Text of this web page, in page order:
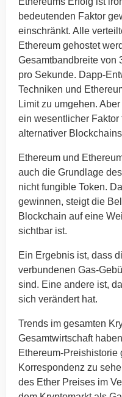
bedeutenden Faktor
einschränkt. Alle
Ethereum gehostet
Gesamtbandbreite von
pro Sekunde. Dapp-
Techniken und
Limit zu umgehen.
ein wesentlicher
alternativer
Ethereum und
auch die Grundlage
nicht fungible Token.
gewinnen, steigt die
Blockchain auf eine
sichtbar ist.
Ein Ergebnis ist, dass
verbundenen Gas-
sind. Eine andere ist,
sich verändert hat.
Trends im gesamten
Gesamtwirtschaft
Ethereum-
Korrespondenz zu
des Ether Preises im